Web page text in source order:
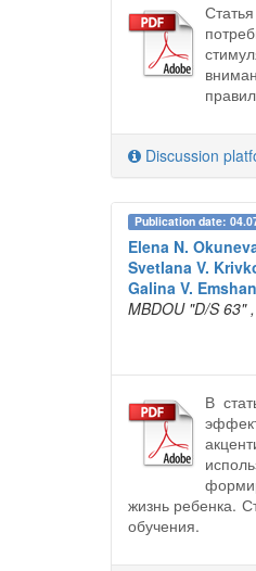
Discussion
Publication date:
Elena N.
Svetlana V.
Galina V.
MBDOU "D/S 63"
В
жизнь ребенка.
обучения.